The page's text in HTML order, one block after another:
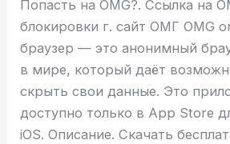
Попасть на OMG?. Ссылка на
блокировки г. сайт ОМГ OMG
браузер — это анонимный
в мире, который даёт
скрыть свои данные. Это
доступно только в App Store
iOS. Описание. Скачать